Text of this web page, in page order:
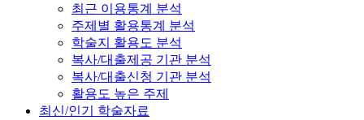
최근 이용통계 분석
주제별 활용통계 분석
학술지 활용도 분석
복사/대출제공 기관 분석
복사/대출신청 기관 분석
활용도 높은 주제
최신/인기 학술자료